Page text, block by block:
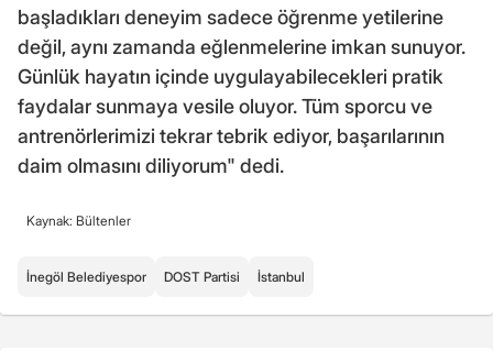
başladıkları deneyim sadece öğrenme yetilerine
değil, aynı zamanda eğlenmelerine imkan sunuyor.
Günlük hayatın içinde uygulayabilecekleri pratik
faydalar sunmaya vesile oluyor. Tüm sporcu ve
antrenörlerimizi tekrar tebrik ediyor, başarılarının
daim olmasını diliyorum" dedi.
Kaynak: Bültenler
İnegöl Belediyespor DOST Partisi İstanbul